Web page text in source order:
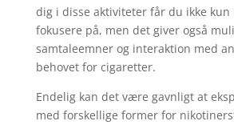
dig i disse aktiviteter får du ikke
fokusere på, men det giver også
samtaleemner og interaktion med
behovet for cigaretter.
Endelig kan det være gavnligt at
med forskellige former for